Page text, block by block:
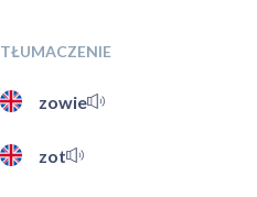
TŁUMACZENIE
zowie
zot